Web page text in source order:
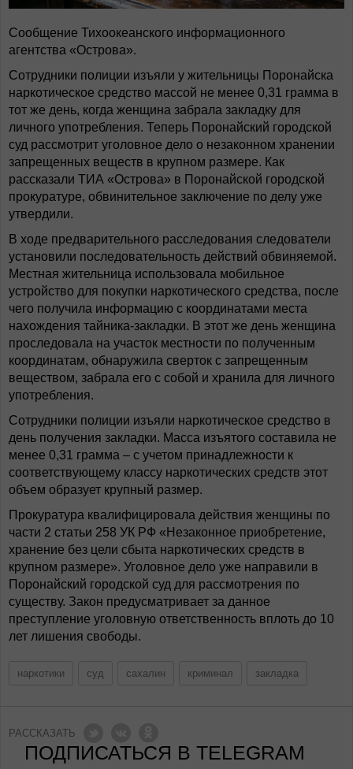
Сообщение Тихоокеанского информационного
агентства «Острова».
Сотрудники полиции изъяли у жительницы Поронайска
наркотическое средство массой не менее 0,31 грамма в
тот же день, когда женщина забрала закладку для
личного употребления. Теперь Поронайский городской
суд рассмотрит уголовное дело о незаконном хранении
запрещенных веществ в крупном размере. Как
рассказали ТИА «Острова» в Поронайской городской
прокуратуре, обвинительное заключение по делу уже
утвердили.
В ходе предварительного расследования следователи
установили последовательность действий обвиняемой.
Местная жительница использовала мобильное
устройство для покупки наркотического средства, после
чего получила информацию с координатами места
нахождения тайника-закладки. В этот же день женщина
проследовала на участок местности по полученным
координатам, обнаружила сверток с запрещенным
веществом, забрала его с собой и хранила для личного
употребления.
Сотрудники полиции изъяли наркотическое средство в
день получения закладки. Масса изъятого составила не
менее 0,31 грамма – с учетом принадлежности к
соответствующему классу наркотических средств этот
объем образует крупный размер.
Прокуратура квалифицировала действия женщины по
части 2 статьи 258 УК РФ «Незаконное приобретение,
хранение без цели сбыта наркотических средств в
крупном размере». Уголовное дело уже направили в
Поронайский городской суд для рассмотрения по
существу. Закон предусматривает за данное
преступление уголовную ответственность вплоть до 10
лет лишения свободы.
наркотики суд сахалин криминал закладка
РАССКАЗАТЬ
ПОДПИСАТЬСЯ В TELEGRAM